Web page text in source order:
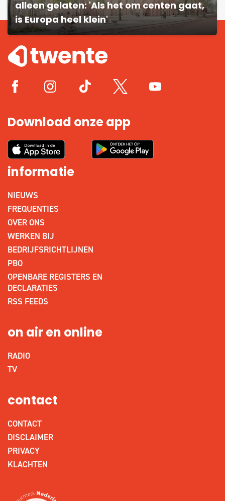
alleen gelaten: 'Als het om centen gaat,
is Europa heel klein'
Download onze app
informatie
NIEUWS
FREQUENTIES
OVER ONS
WERKEN BIJ
BEDRIJFSRICHTLIJNEN
PBO
OPENBARE REGISTERS EN
DECLARATIES
RSS FEEDS
on air en online
RADIO
TV
contact
CONTACT
DISCLAIMER
PRIVACY
KLACHTEN